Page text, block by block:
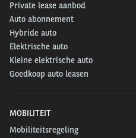
Private lease aanbod
Auto abonnement
Hybride auto
Elektrische auto
Kleine elektrische auto
Goedkoop auto leasen
MOBILITEIT
Mobiliteitsregeling